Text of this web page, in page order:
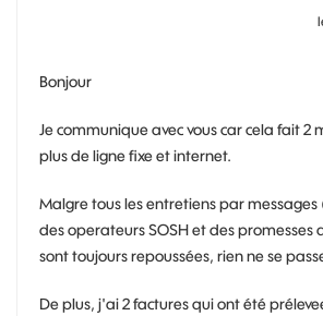
Bonjour
Je communique avec vous car cela fait 2
plus de ligne fixe et internet.
Malgre tous les entretiens par
des operateurs SOSH et des
sont toujours repoussées, rien ne se
De plus, j'ai 2 factures qui ont été